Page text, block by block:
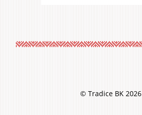
© Tradice BK 2026